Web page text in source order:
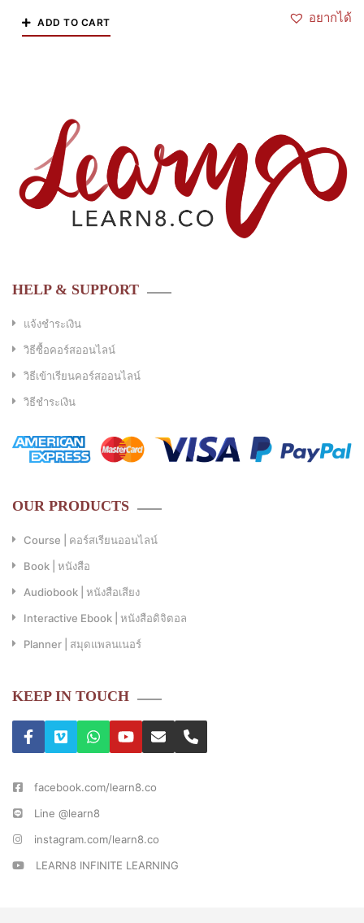
อยากได้
ADD TO CART
HELP & SUPPORT
แจ้งชำระเงิน
วิธีซื้อคอร์สออนไลน์
วิธีเข้าเรียนคอร์สออนไลน์
วิธีชำระเงิน
OUR PRODUCTS
Course | คอร์สเรียนออนไลน์
Book | หนังสือ
Audiobook | หนังสือเสียง
Interactive Ebook | หนังสือดิจิตอล
Planner | สมุดแพลนเนอร์
KEEP IN TOUCH
facebook.com/learn8.co
Line @learn8
instagram.com/learn8.co
LEARN8 INFINITE LEARNING